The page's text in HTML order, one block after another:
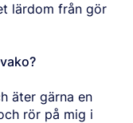
lärdom från gör
äter gärna en
rör på mig i